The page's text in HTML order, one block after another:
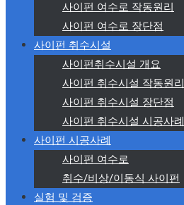
사이펀 여수로 작동원리
사이펀 여수로 장단점
사이펀 취수시설
사이펀취수시설 개요
사이펀 취수시설 작동원리
사이펀 취수시설 장단점
사이펀 취수시설 시공사례
사이펀 시공사례
사이펀 여수로
취수/비상/이동식 사이펀
실험 및 검증